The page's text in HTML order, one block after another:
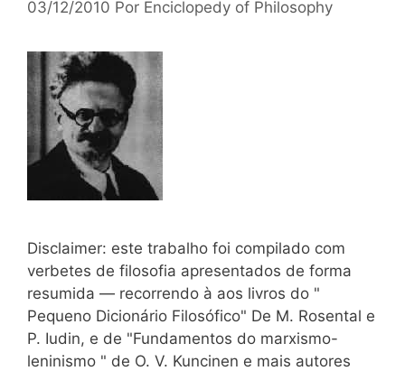
03/12/2010 Por Enciclopedy of Philosophy
Disclaimer: este trabalho foi compilado com
verbetes de filosofia apresentados de forma
resumida — recorrendo à aos livros do "
Pequeno Dicionário Filosófico" De M. Rosental e
P. Iudin, e de "Fundamentos do marxismo-
leninismo " de O. V. Kuncinen e mais autores